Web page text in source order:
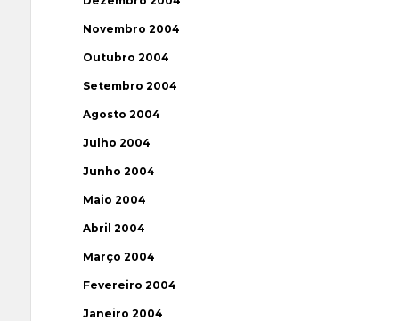
Novembro 2004
Outubro 2004
Setembro 2004
Agosto 2004
Julho 2004
Junho 2004
Maio 2004
Abril 2004
Março 2004
Fevereiro 2004
Janeiro 2004